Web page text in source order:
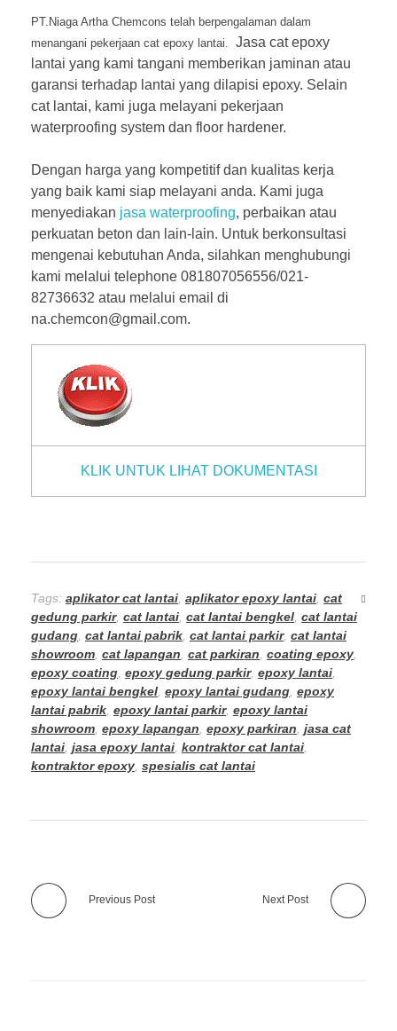
PT.Niaga Artha Chemcons telah berpengalaman dalam
menangani pekerjaan cat epoxy lantai. Jasa cat epoxy
lantai yang kami tangani memberikan jaminan atau
garansi terhadap lantai yang dilapisi epoxy. Selain
cat lantai, kami juga melayani pekerjaan
waterproofing system dan floor hardener.
Dengan harga yang kompetitif dan kualitas kerja
yang baik kami siap melayani anda. Kami juga
menyediakan jasa waterproofing, perbaikan atau
perkuatan beton dan lain-lain. Untuk berkonsultasi
mengenai kebutuhan Anda, silahkan menghubungi
kami melalui telephone 081807056556/021-
82736632 atau melalui email di
na.chemcon@gmail.com.
KLIK UNTUK LIHAT DOKUMENTASI
Tags: aplikator cat lantai aplikator epoxy lantai cat
gedung parkir, cat lantai cat lantai bengkel cat lantai
gudang cat lantai pabrik cat lantai parkir, cat lantai
showroom cat lapangan cat parkiran coating epoxy
epoxy coating epoxy gedung parkir, epoxy lantai
epoxy lantai bengkel epoxy lantai gudang epoxy
lantai pabrik epoxy lantai parkir, epoxy lantai
showroom epoxy lapangan epoxy parkiran jasa cat
lantai jasa epoxy lantai kontraktor cat lantai
kontraktor epoxy spesialis cat lantai
Previous Post Next Post